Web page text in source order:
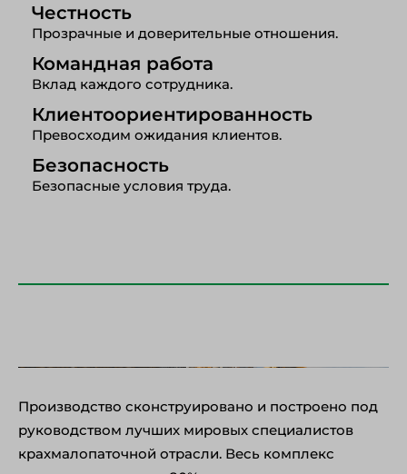
Честность
Прозрачные и доверительные отношения.
Командная работа
Вклад каждого сотрудника.
Клиентоориентированность
Превосходим ожидания клиентов.
Безопасность
Безопасные условия труда.
Производство сконструировано и построено под
руководством лучших мировых специалистов
крахмалопаточной отрасли. Весь комплекс